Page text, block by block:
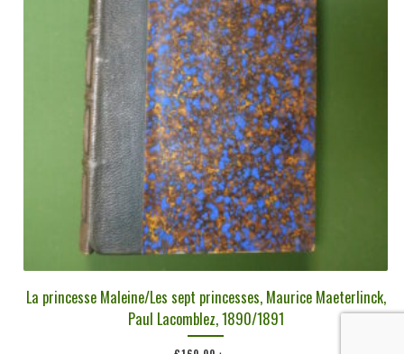
La princesse Maleine/Les sept princesses, Maurice Maeterlinck,
Paul Lacomblez, 1890/1891